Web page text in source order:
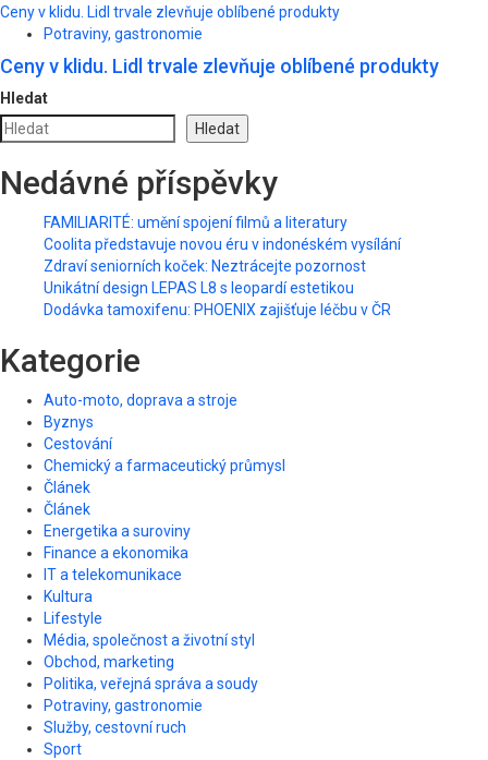
Ceny v klidu. Lidl trvale zlevňuje oblíbené produkty
Potraviny, gastronomie
Ceny v klidu. Lidl trvale zlevňuje oblíbené produkty
Hledat
Hledat
Nedávné příspěvky
FAMILIARITÉ: umění spojení filmů a literatury
Coolita představuje novou éru v indonéském vysílání
Zdraví seniorních koček: Neztrácejte pozornost
Unikátní design LEPAS L8 s leopardí estetikou
Dodávka tamoxifenu: PHOENIX zajišťuje léčbu v ČR
Kategorie
Auto-moto, doprava a stroje
Byznys
Cestování
Chemický a farmaceutický průmysl
Článek
Článek
Energetika a suroviny
Finance a ekonomika
IT a telekomunikace
Kultura
Lifestyle
Média, společnost a životní styl
Obchod, marketing
Politika, veřejná správa a soudy
Potraviny, gastronomie
Služby, cestovní ruch
Sport